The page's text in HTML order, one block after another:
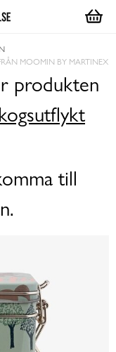
MOOMIN BY MARTINEX
produkten
till